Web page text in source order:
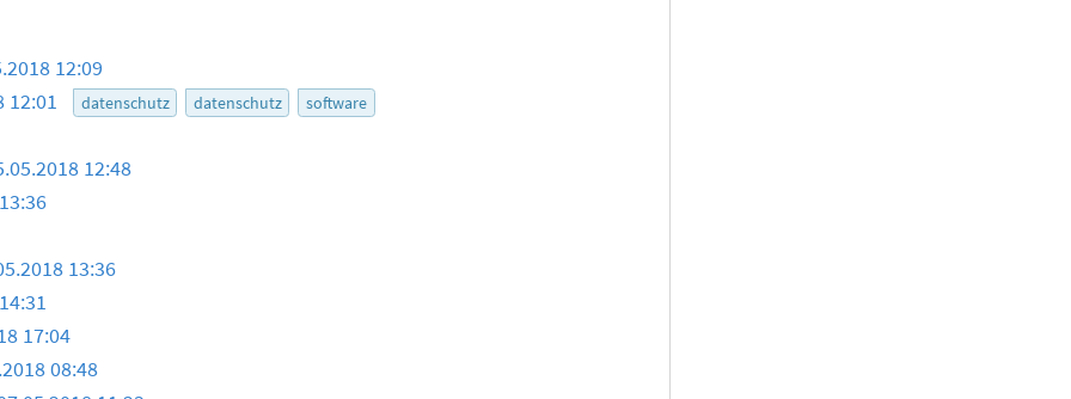
12:09
12:01
datenschutz datenschutz software
12:48
13:36
17:04
08:48